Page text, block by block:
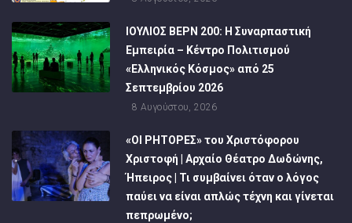
ΙΟΥΛΙΟΣ ΒΕΡΝ 200: Η Συναρπαστική
Εμπειρία – Κέντρο Πολιτισμού
«Ελληνικός Κόσμος» από 25
Σεπτεμβρίου 2026
8 Αυγούστου, 2026
«ΟΙ ΡΗΤΟΡΕΣ» του Χριστόφορου
Χριστοφή | Αρχαίο Θέατρο Δωδώνης,
Ήπειρος | Τι συμβαίνει όταν ο λόγος
παύει να είναι απλώς τέχνη και γίνεται
πεπρωμένο;